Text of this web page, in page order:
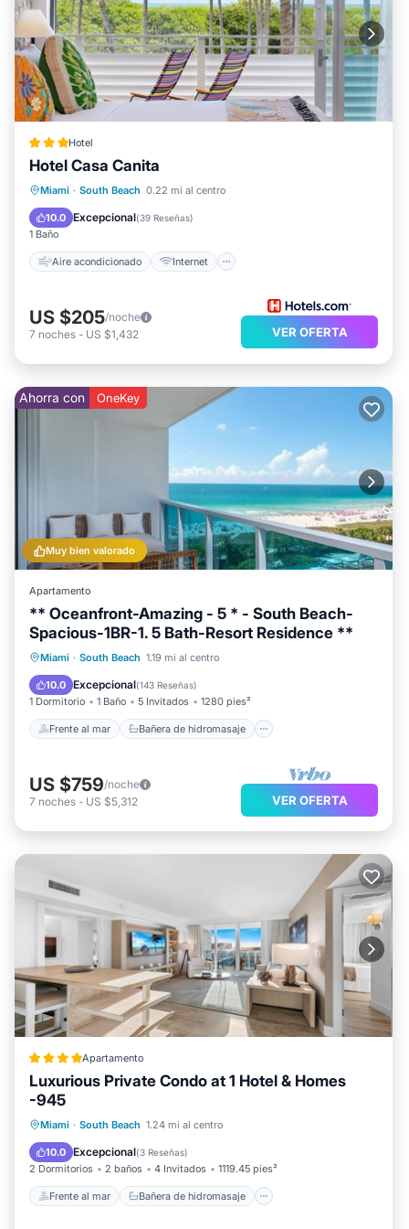
Hotel
Hotel Casa Canita
Miami · South Beach 0.22 mi al centro
10.0 Excepcional(39 Reseñas)
1 Baño
Aire acondicionado Internet
Aire acondicionado
Apto para niños
Accesible en silla de ruedas
US $205/noche
7 noches - US $1,432 VER OFERTA
Muy bien valorado
Ahorra con OneKey
Apartamento
** Oceanfront-Amazing - 5 * - South Beach-
Spacious-1BR-1. 5 Bath-Resort Residence **
Miami · South Beach 1.19 mi al centro
10.0 Excepcional(143 Reseñas)
1 Dormitorio 1 Baño 5 Invitados 1280 pies²
Frente al mar Bañera de hidromasaje
Frente al mar
Bañera de hidromasaje
Aparcamiento
Piscina
US $759/noche
7 noches - US $5,312 VER OFERTA
Apartamento
Luxurious Private Condo at 1 Hotel & Homes
-945
Miami · South Beach 1.24 mi al centro
10.0 Excepcional(3 Reseñas)
2 Dormitorios 2 baños 4 Invitados 1119.45 pies²
Frente al mar Bañera de hidromasaje
Frente al mar
Bañera de hidromasaje
Desayuno
Aparcamiento